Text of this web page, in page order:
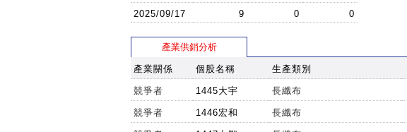
09:32:06
10.4 10.5
09:30:57
09:30:56
09:28:24
10.45
09:28:24
09:22:26
2025/09/17
9 0 0
產業供銷分析
產業關係 個股名稱 生產類別
競爭者 1445大宇 長纖布
競爭者 1446宏和 長纖布